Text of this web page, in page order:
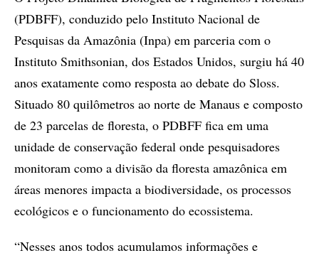
(PDBFF), conduzido pelo Instituto Nacional de
Pesquisas da Amazônia (Inpa) em parceria com o
Instituto Smithsonian, dos Estados Unidos, surgiu há 40
anos exatamente como resposta ao debate do Sloss.
Situado 80 quilômetros ao norte de Manaus e composto
de 23 parcelas de floresta, o PDBFF fica em uma
unidade de conservação federal onde pesquisadores
monitoram como a divisão da floresta amazônica em
áreas menores impacta a biodiversidade, os processos
ecológicos e o funcionamento do ecossistema.
“Nesses anos todos acumulamos informações e